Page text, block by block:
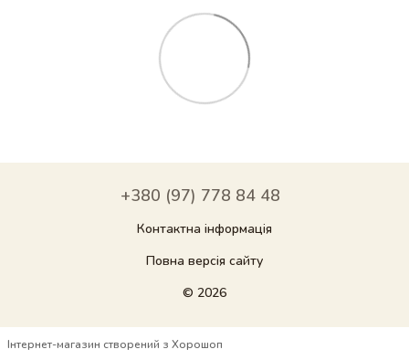
+380 (97) 778 84 48
Контактна інформація
Повна версія сайту
© 2026
Інтернет-магазин створений з Хорошоп